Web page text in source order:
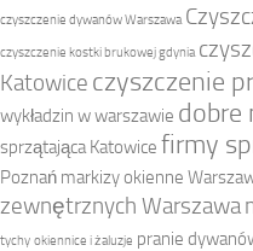
czyszczenie dywanów Warszawa
czyszczenie kostki brukowej gdynia
Katowice czyszczenie
wykładzin w warszawie dobre
sprzątająca Katowice firmy
Poznań markizy okienne
zewnętrznych Warszawa
tychy okiennice i żaluzje pranie